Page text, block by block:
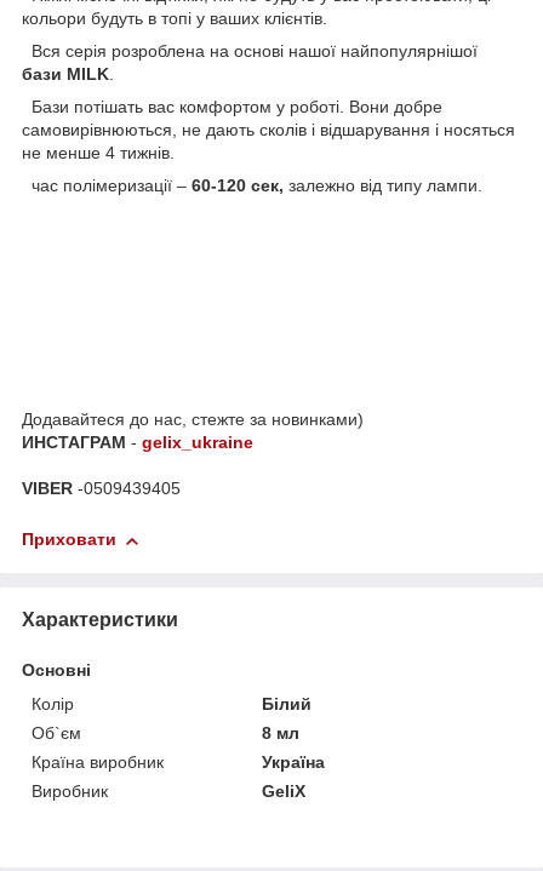
кольори будуть в топі у ваших клієнтів.
Вся серія розроблена на основі нашої найпопулярнішої
бази MILK
Бази потішать вас комфортом у роботі. Вони добре
самовирівнюються, не дають сколів і відшарування і носяться
не менше 4 тижнів.
час полімеризації – 60-120 сек, залежно від типу лампи.
Додавайтеся до нас, стежте за новинками)
ИНСТАГРАМ - gelix_ukraine
VIBER -0509439405
Приховати
Характеристики
Основні
Колір
Білий
Об`єм
8 мл
Країна виробник
Україна
Виробник
GeliX